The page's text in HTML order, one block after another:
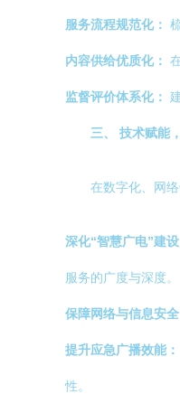
服务流程规范化：
内容供给优质化：
监督评价体系化：
三、 技术赋能
在数字化、网
深化“智慧广电”建设
服务的广度与深度。
保障网络与信息安全
提升应急广播效能：
性。